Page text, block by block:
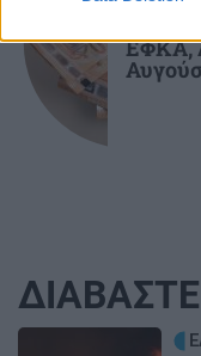
ΕΦΚΑ,